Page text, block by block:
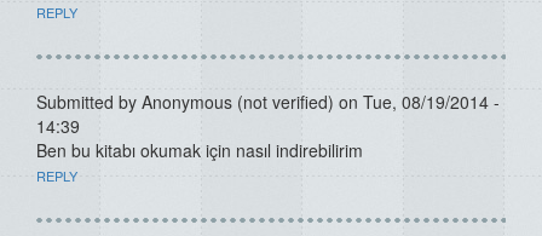
REPLY
Submitted by Anonymous (not verified) on Tue, 08/19/2014 -
14:39
Ben bu kitabı okumak için nasıl indirebilirim
REPLY